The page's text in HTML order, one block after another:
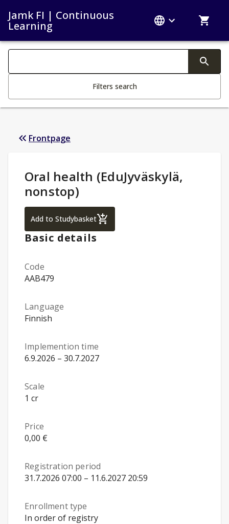
Jamk FI | Continuous
Learning
Search filters
Filters search
Frontpage
Study Details:
Oral health (EduJyväskylä,
nonstop)
Add to StudybasketOral health (EduJyväskylä, nonstop)
Basic details
Code
AAB479
Language
Finnish
Implemention time
6.9.2026 – 30.7.2027
Scale
1 cr
Price
0,00 €
Registration period
31.7.2026 07:00 – 11.6.2027 20:59
Enrollment type
In order of registry